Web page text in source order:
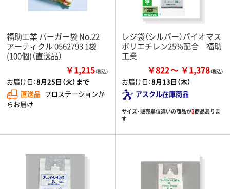
福助工業 バーガー袋 No.22
アーティクル 0562793 1袋
(100個)（直送品）
￥1,215（税込）
お届け日：8月25日（火）まで
直送品 プロステーションか
らお届け
レジ袋（シルバー）バイオマス
ポリエチレン25%配合 福助
工業
￥822 ￥1,378
お届け日：8月13日（木）
アスクル在庫商品
サイズ・販売単位違いの商品が3商品ありま
す